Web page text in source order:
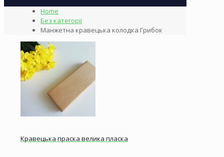
Home
Без категорії
Манжетна кравецька колодка Грибок
Кравецька праска велика пласка